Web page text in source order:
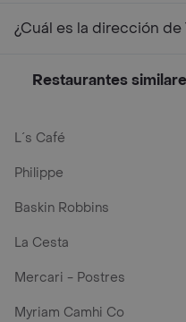
¿Cuál es la dirección de
Restaurantes
L´s Café
Philippe
Baskin Robbins
La Cesta
Mercari - Postres
Myriam Camhi Co